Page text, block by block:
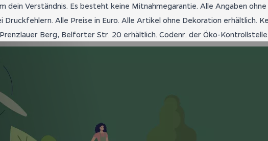
dein Verständnis. Es besteht keine Mitnahmegarantie. Alle Angaben
Alle Preise in Euro. Alle Artikel ohne Dekoration erhältlich.
Berg, Belforter Str. 20 erhältlich. Codenr. der Öko-